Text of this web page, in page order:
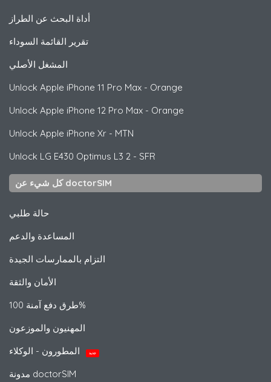
أداة البحث عن الطراز
تقرير القائمة السوداء
المشغل الأصلي
Unlock Apple iPhone 11 Pro Max - Orange
Unlock Apple iPhone 12 Pro Max - Orange
Unlock Apple iPhone Xr - MTN
Unlock LG E430 Optimus L3 2 - SFR
كل شيء عن doctorSIM
حالة طلبي
المساعدة والدعم
التزام بالممارسات الجيدة
الأمان والثقة
طرق دفع آمنة 100%
المهنيون والموزعون
جديد
مدونة doctorSIM